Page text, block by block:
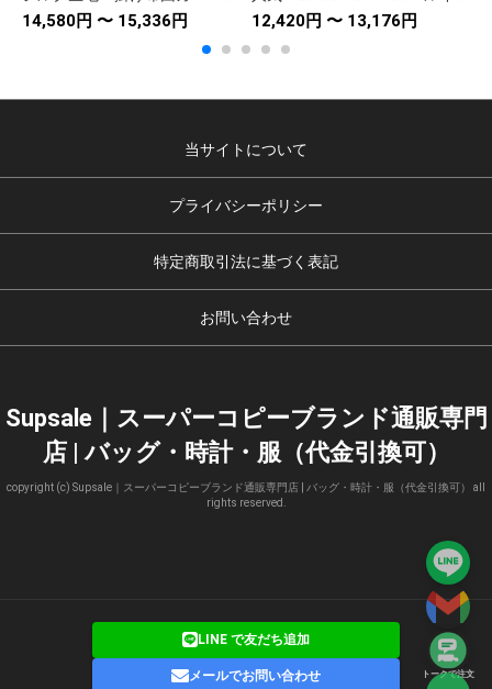
トークで注文
14,580円 〜 15,336円 12,420円 〜 13,176円
当サイトについて
プライバシーポリシー
特定商取引法に基づく表記
お問い合わせ
Supsale｜スーパーコピーブランド通販専門
店 | バッグ・時計・服（代金引換可）
copyright (c) Supsale｜スーパーコピーブランド通販専門店 | バッグ・時計・服（代金引換可） all
rights reserved.
LINE で友だち追加
メールでお問い合わせ